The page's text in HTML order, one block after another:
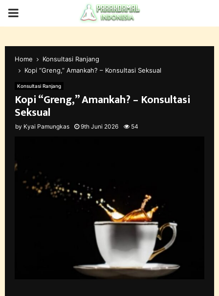
PRIMARY
Home
Konsultasi Ranjang
Kopi “Greng,” Amankah? – Konsultasi Seksual
Konsultasi Ranjang
Kopi “Greng,” Amankah? – Konsultasi
Seksual
by Kyai Pamungkas 9th Juni 2026 54